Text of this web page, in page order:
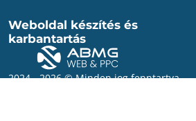
Weboldal készítés és
karbantartás
2024 - 2026 © Minden jog fenntartva